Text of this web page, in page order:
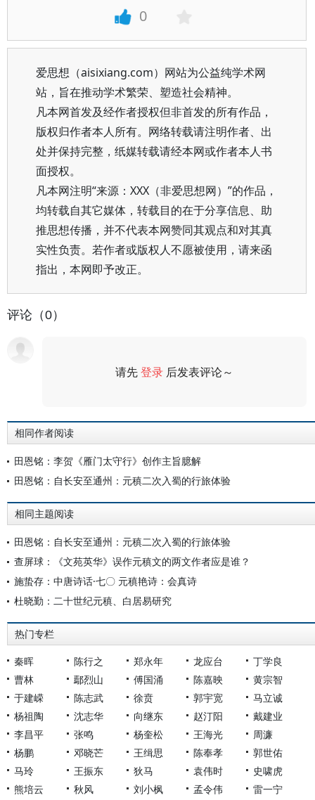
0
爱思想（aisixiang.com）网站为公益纯学术网
站，旨在推动学术繁荣、塑造社会精神。
凡本网首发及经作者授权但非首发的所有作品，
版权归作者本人所有。网络转载请注明作者、出
处并保持完整，纸媒转载请经本网或作者本人书
面授权。
凡本网注明“来源：XXX（非爱思想网）”的作品，
均转载自其它媒体，转载目的在于分享信息、助
推思想传播，并不代表本网赞同其观点和对其真
实性负责。若作者或版权人不愿被使用，请来函
指出，本网即予改正。
评论（0）
请先登录 后发表评论～
相同作者阅读
田恩铭：李贺《雁门太守行》创作主旨臆解
田恩铭：自长安至通州：元稹二次入蜀的行旅体验
相同主题阅读
田恩铭：自长安至通州：元稹二次入蜀的行旅体验
查屏球：《文苑英华》误作元稹文的两文作者应是谁？
施蛰存：中唐诗话·七〇 元稹艳诗：会真诗
杜晓勤：二十世纪元稹、白居易研究
热门专栏
秦晖 陈行之 郑永年 龙应台
丁学良
曹林
鄢烈山 傅国涌 陈嘉映
黄宗智
于建嵘
陈志武 徐贲 郭宇宽
马立诚
杨祖陶
沈志华 向继东 赵汀阳
戴建业
李昌平
张鸣 杨奎松 王海光
周濂
杨鹏
邓晓芒 王缉思 陈奉孝
郭世佑
马玲
王振东 狄马 袁伟时
史啸虎
熊培云
秋风 刘小枫 孟令伟 雷一宁